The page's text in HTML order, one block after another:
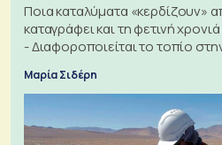
Ποια καταλύματα «κερδίζουν»
καταγράφει και τη φετινή
- Διαφοροποιείται το τοπίο
Μαρία Σιδέρη